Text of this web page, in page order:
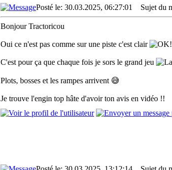
Posté le: 30.03.2025, 06:27:01 Sujet du
Bonjour Tractoricou
Oui ce n'est pas comme sur une piste c'est clair
C'est pour ça que chaque fois je sors le grand jeu
Plots, bosses et les rampes arrivent 😅
Je trouve l'engin top hâte d'avoir ton avis en vidéo !!